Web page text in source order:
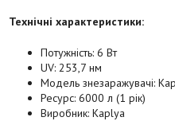
Технічні характеристики:
Потужність: 6 Вт
UV: 253,7 нм
Модель знезаражувачі:
Ресурс: 6000 л (1 рік)
Виробник: Кaplya